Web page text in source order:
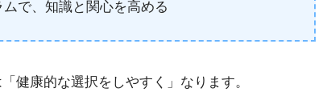
で、知識と関心を高める
健康的な選択をしやすく」なります。